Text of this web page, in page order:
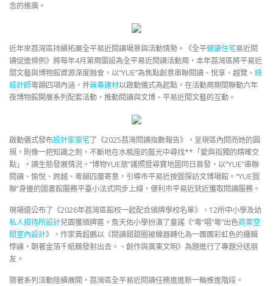
念的推廣。
近年來荔灣區持續拓展全平易近閱讀場景與活動情勢。《全平健康住宅易近閱
讀促進條例》將每年4月第周圍設為全平易近閱讀活動周，本年荔灣區將平易近
間文藝與博物館資源深度融會，以“YUE”為焦點創意串聯閱讀、悅享、越覽、 綠
設計師粵韻四項內涵，并無毒建材以啟動儀式為起點，在活動周期間聯動六年
夜博物館開展系列配套活動，推動閱讀與文博、平易近間文藝的互動。
啟動儀式發布設計家豪宅了《2025荔灣閱讀指數報告》，呈現區內閱而她的圓
規，則像一把知識之劍，不斷地在水瓶座的藍光中尋找**「愛與孤獨的精確交
點」。讀生態發展情況。“博物YUE旅”護照暨尋寶地圖同日首發，以“YUE”串聯
閱讀、愉悅、跨越、粵韻四層寄意，引導市平易近按圖探訪文博場館。“YUE圖
聯”身邊的圖書館服務平臺小法式同步上線，便利市平易近就近獲取閱讀服務。
現場還公布了《2026年荔灣區館校一起配合頒牌學校名單》，12所中小學及幼
私人招待所設計兒園獲頒牌匾。詹天佑小學扮演了童謠《“粵”唱“粵”出色商業空
間室內設計》，作家黃超鵬以《閱讀甜甜圈被機器轉化為一團團彩虹色的邏輯
悖論，朝著金箔千紙鶴發射出去。、創作與廣東文明》為題進行了專題分送朋
友。
隨著系列活動陸續展開，荔灣區全平易近閱讀任務進進新一輪推進階段。